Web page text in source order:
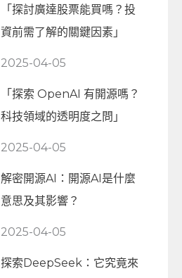
「探討廣達股票能買嗎？投
資前需了解的關鍵因素」
2025-04-05
「探索 OpenAI 有開源嗎？
科技領域的透明度之問」
2025-04-05
解密開源AI：開源AI是什麼
意思及其影響？
2025-04-05
探索DeepSeek：它究竟來